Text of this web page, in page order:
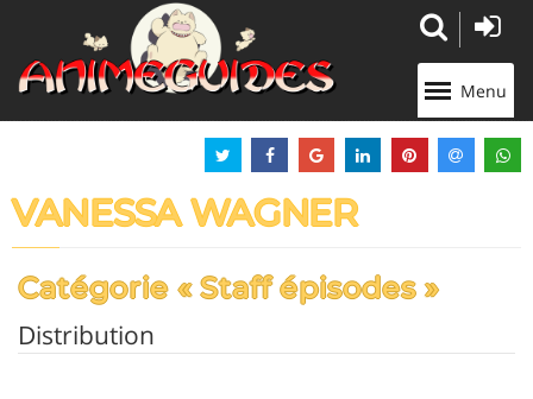
Menu
VANESSA WAGNER
Catégorie « Staff épisodes »
Distribution
Panneau de gestion des cookies